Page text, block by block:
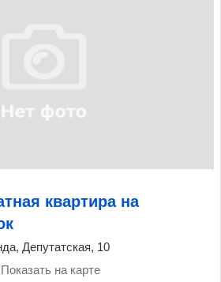
квартира на
Депутатская, 10
на карте